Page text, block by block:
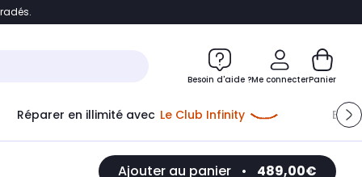
Accéder directement au chatbot
Besoin d'aide ?Me connecterPanier
Réparer en illimité avec Le Club Infinity
Ajouter au panier • 489,00€